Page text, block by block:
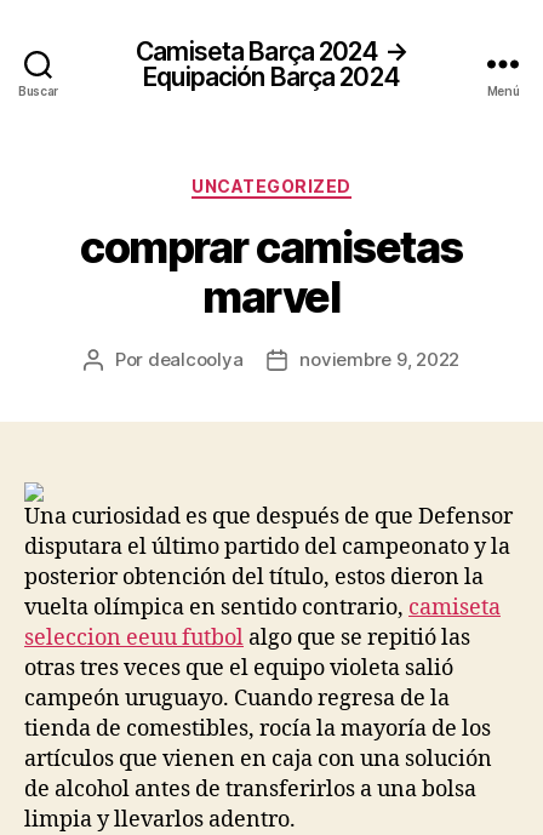
Buscar
Camiseta Barça 2024 →
Equipación Barça 2024
Menú
Categorías
UNCATEGORIZED
comprar camisetas
marvel
Autor
Por dealcoolya
Fechanoviembre 9, 2022
Una curiosidad es que después de que Defensor
disputara el último partido del campeonato y la
posterior obtención del título, estos dieron la
vuelta olímpica en sentido contrario, camiseta
seleccion eeuu futbol algo que se repitió las
otras tres veces que el equipo violeta salió
campeón uruguayo. Cuando regresa de la
tienda de comestibles, rocía la mayoría de los
artículos que vienen en caja con una solución
de alcohol antes de transferirlos a una bolsa
limpia y llevarlos adentro.